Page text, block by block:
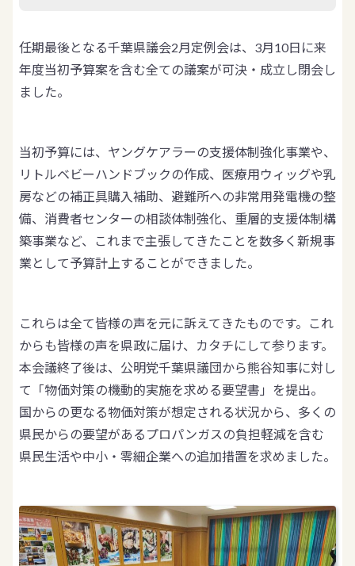
任期最後となる千葉県議会2月定例会は、3月10日に来
年度当初予算案を含む全ての議案が可決・成立し閉会し
ました。
当初予算には、ヤングケアラーの支援体制強化事業や、
リトルベビーハンドブックの作成、医療用ウィッグや乳
房などの補正具購入補助、避難所への非常用発電機の整
備、消費者センターの相談体制強化、重層的支援体制構
築事業など、これまで主張してきたことを数多く新規事
業として予算計上することができました。
これらは全て皆様の声を元に訴えてきたものです。これ
からも皆様の声を県政に届け、カタチにして参ります。
本会議終了後は、公明党千葉県議団から熊谷知事に対し
て「物価対策の機動的実施を求める要望書」を提出。
国からの更なる物価対策が想定される状況から、多くの
県民からの要望があるプロパンガスの負担軽減を含む
県民生活や中小・零細企業への追加措置を求めました。